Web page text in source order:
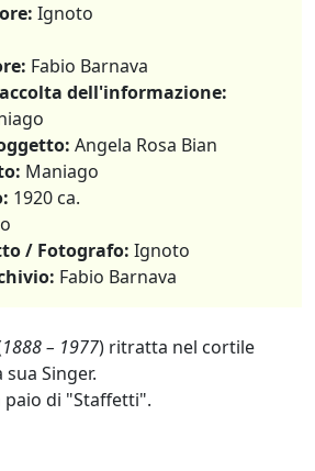
Ignoto
Fabio Barnava
dell'informazione:
Angela Rosa Bian
Maniago
1920 ca.
/ Fotografo: Ignoto
Fabio Barnava
1888 – 1977) ritratta nel cortile
Singer.
paio di "Staffetti".